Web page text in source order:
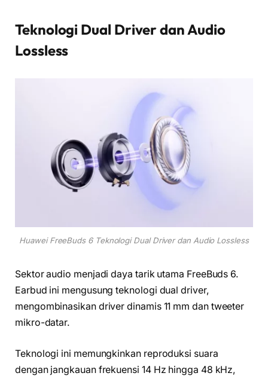
Teknologi Dual Driver dan Audio
Lossless
Huawei FreeBuds 6 Teknologi Dual Driver dan Audio Lossless
Sektor audio menjadi daya tarik utama FreeBuds 6.
Earbud ini mengusung teknologi dual driver,
mengombinasikan driver dinamis 11 mm dan tweeter
mikro-datar.
Teknologi ini memungkinkan reproduksi suara
dengan jangkauan frekuensi 14 Hz hingga 48 kHz,